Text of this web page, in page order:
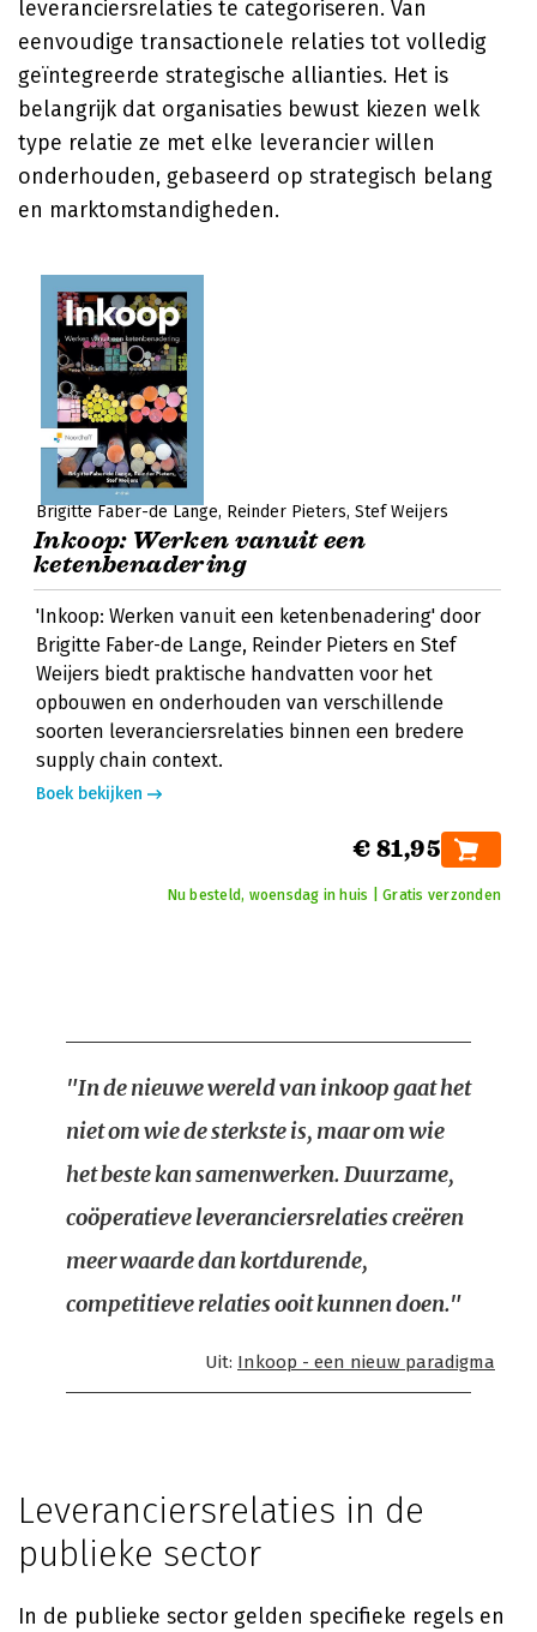
leveranciersrelaties te categoriseren. Van
eenvoudige transactionele relaties tot volledig
geïntegreerde strategische allianties. Het is
belangrijk dat organisaties bewust kiezen welk
type relatie ze met elke leverancier willen
onderhouden, gebaseerd op strategisch belang
en marktomstandigheden.
Brigitte Faber-de Lange Reinder Pieters Stef Weijers
Inkoop: Werken vanuit een
ketenbenadering
'Inkoop: Werken vanuit een ketenbenadering' door
Brigitte Faber-de Lange, Reinder Pieters en Stef
Weijers biedt praktische handvatten voor het
opbouwen en onderhouden van verschillende
soorten leveranciersrelaties binnen een bredere
supply chain context.
Boek bekijken
€ 81,95
Nu besteld, woensdag in huis | Gratis verzonden
"In de nieuwe wereld van inkoop gaat het
niet om wie de sterkste is, maar om wie
het beste kan samenwerken. Duurzame,
coöperatieve leveranciersrelaties creëren
meer waarde dan kortdurende,
competitieve relaties ooit kunnen doen."
Uit: Inkoop - een nieuw paradigma
Leveranciersrelaties in de
publieke sector
In de publieke sector gelden specifieke regels en